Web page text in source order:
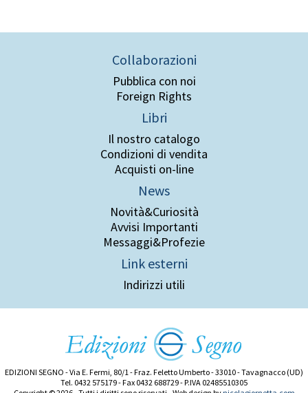
Collaborazioni
Pubblica con noi
Foreign Rights
Libri
Il nostro catalogo
Condizioni di vendita
Acquisti on-line
News
Novità&Curiosità
Avvisi Importanti
Messaggi&Profezie
Link esterni
Indirizzi utili
EDIZIONI SEGNO - Via E. Fermi, 80/1 - Fraz. Feletto Umberto - 33010 - Tavagnacco (UD)
Tel. 0432 575179 - Fax 0432 688729 - P.IVA 02485510305